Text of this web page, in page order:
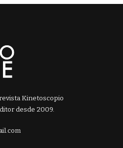
Kinetoscopio
desde 2009.